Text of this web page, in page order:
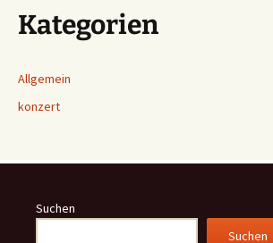
Kategorien
Allgemein
konzert
Suchen
Suchen